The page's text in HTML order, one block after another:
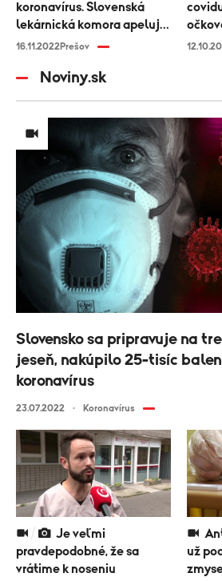
koronavírus. Slovenská
lekárnická komora apeluje
na ministerstvo
16.11.2022Prešov
Noviny.sk
pravdepodobné, že sa
vrátime k noseniu
Antigénové testovanie
už
Slovensko sa pripravuje na
jeseň, nakúpilo 25-tisíc
koronavírus
23.07.2022 Koronavírus